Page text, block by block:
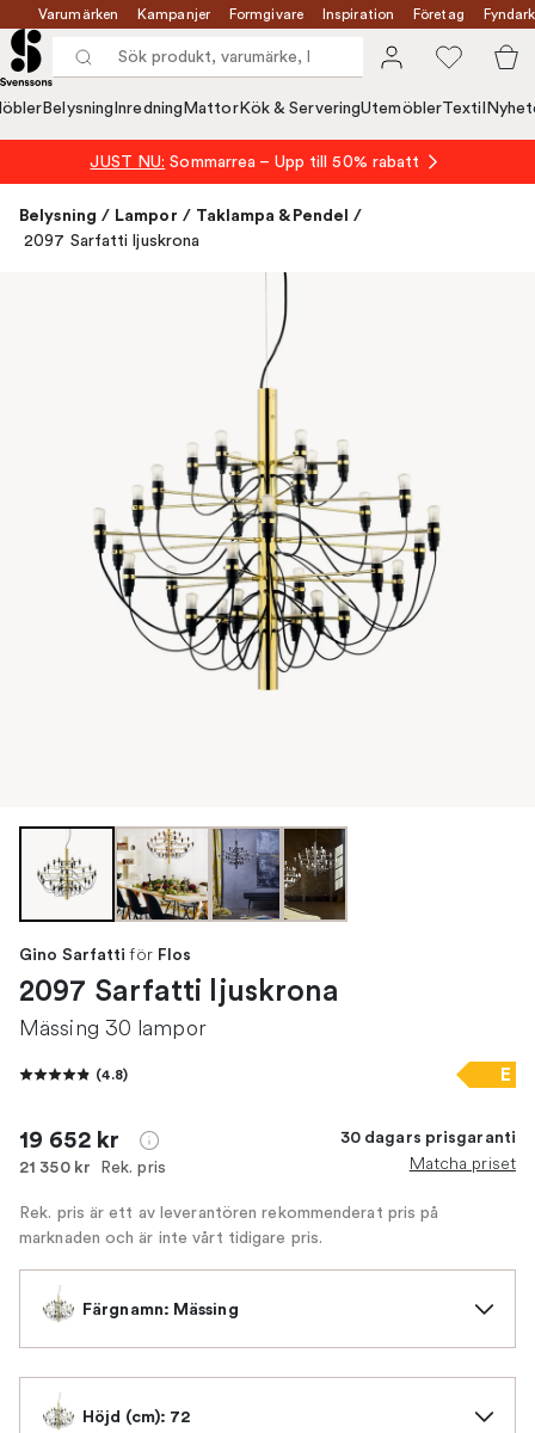
Varumärken Kampanjer Formgivare Inspiration Företag
Belysning Inredning MattorKök & ServeringUtemöblerTextil
JUST NU: Sommarrea – Upp till 50% rabatt
Belysning / Lampor / Taklampa & Pendel /
2097 Sarfatti ljuskrona
Gino Sarfatti för Flos
2097 Sarfatti ljuskrona
Mässing 30 lampor
(4.8) E
19 652 kr
21 350 kr Rek. pris
30 dagars prisgaranti
Matcha priset
Rek. pris är ett av leverantören rekommenderat pris på
marknaden och är inte vårt tidigare pris.
Färgnamn: Mässing
Höjd (cm): 72